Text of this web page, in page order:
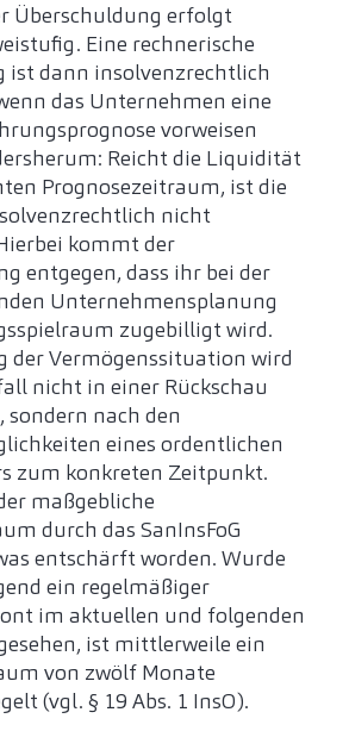
Überschuldung erfolgt
Eine rechnerische
ist dann insolvenzrechtlich
das Unternehmen eine
vorweisen
Reicht die Liquidität
Prognosezeitraum, ist die
nicht
kommt der
entgegen, dass ihr bei der
Unternehmensplanung
zugebilligt wird.
der Vermögenssituation wird
nicht in einer Rückschau
nach den
eines ordentlichen
zum konkreten Zeitpunkt.
maßgebliche
durch das SanInsFoG
entschärft worden. Wurde
ein regelmäßiger
im aktuellen und folgenden
ist mittlerweile ein
von zwölf Monate
(vgl. § 19 Abs. 1 InsO).